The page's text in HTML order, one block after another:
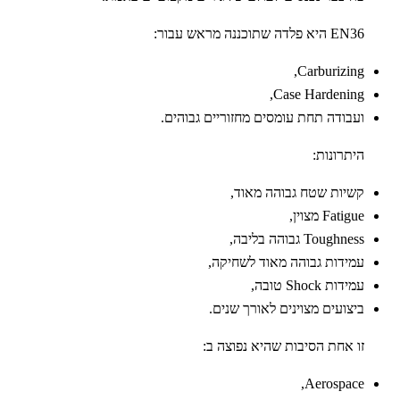
EN36 היא פלדה שתוכננה מראש עבור:
Carburizing,
Case Hardening,
ועבודה תחת עומסים מחזוריים גבוהים.
היתרונות:
קשיות שטח גבוהה מאוד,
Fatigue מצוין,
Toughness גבוהה בליבה,
עמידות גבוהה מאוד לשחיקה,
עמידות Shock טובה,
ביצועים מצוינים לאורך שנים.
זו אחת הסיבות שהיא נפוצה ב:
Aerospace,